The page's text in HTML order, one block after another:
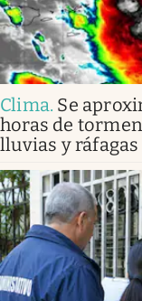
Clima. Se
horas de
lluvias y